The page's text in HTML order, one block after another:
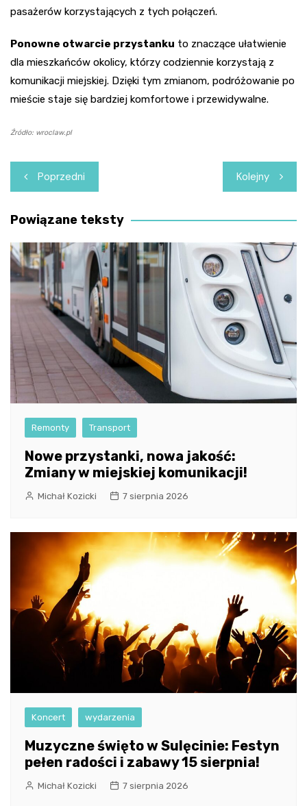
pasażerów korzystających z tych połączeń.
Ponowne otwarcie przystanku to znaczące ułatwienie
dla mieszkańców okolicy, którzy codziennie korzystają z
komunikacji miejskiej. Dzięki tym zmianom, podróżowanie po
mieście staje się bardziej komfortowe i przewidywalne.
Źródło: wroclaw.pl
Nawigacja
wpisu
Poprzedni Kolejny
Powiązane teksty
Remonty Transport
Nowe przystanki, nowa jakość:
Zmiany w miejskiej komunikacji!
Michał Kozicki 7 sierpnia 2026
Koncert wydarzenia
Muzyczne święto w Sulęcinie: Festyn
pełen radości i zabawy 15 sierpnia!
Michał Kozicki 7 sierpnia 2026